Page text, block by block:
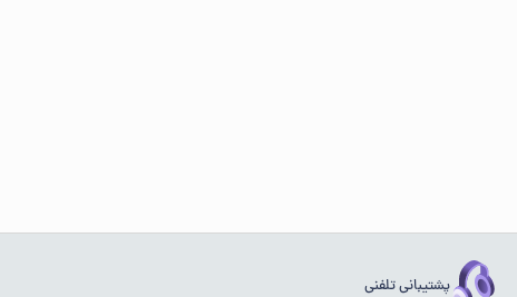
پشتیبانی تلفنی